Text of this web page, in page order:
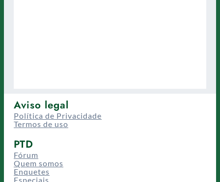
Aviso legal
Política de Privacidade
Termos de uso
PTD
Fórum
Quem somos
Enquetes
Especiais